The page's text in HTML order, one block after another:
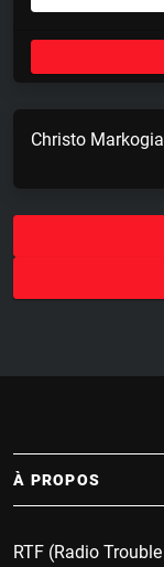
P
l
Christo
À PROPOS
RTF (Radio